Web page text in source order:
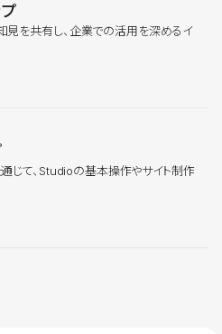
を共有し、企業での活用を深めるイ
じて、Studioの基本操作やサイト制作